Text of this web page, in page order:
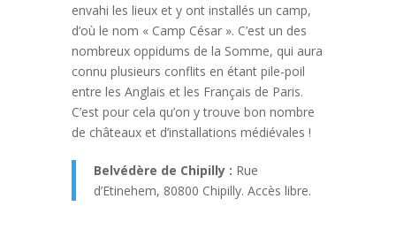
envahi les lieux et y ont installés un camp,
d’où le nom « Camp César ». C’est un des
nombreux oppidums de la Somme, qui aura
connu plusieurs conflits en étant pile-poil
entre les Anglais et les Français de Paris.
C’est pour cela qu’on y trouve bon nombre
de châteaux et d’installations médiévales !
Belvédère de Chipilly : Rue
d’Etinehem, 80800 Chipilly. Accès libre.